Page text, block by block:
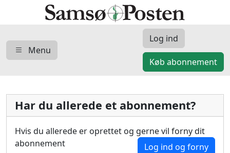
Menu
Log ind
Køb abonnement
Har du allerede et abonnement?
Hvis du allerede er oprettet og gerne vil forny dit
abonnement
Log ind og forny